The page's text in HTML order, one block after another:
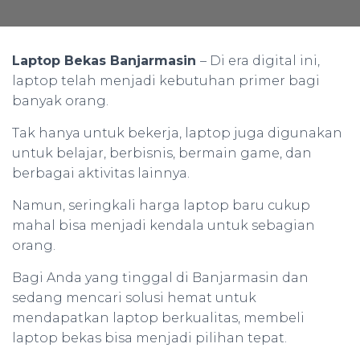
Laptop Bekas Banjarmasin – Di era digital ini,
laptop telah menjadi kebutuhan primer bagi
banyak orang.
Tak hanya untuk bekerja, laptop juga digunakan
untuk belajar, berbisnis, bermain game, dan
berbagai aktivitas lainnya.
Namun, seringkali harga laptop baru cukup
mahal bisa menjadi kendala untuk sebagian
orang.
Bagi Anda yang tinggal di Banjarmasin dan
sedang mencari solusi hemat untuk
mendapatkan laptop berkualitas, membeli
laptop bekas bisa menjadi pilihan tepat.